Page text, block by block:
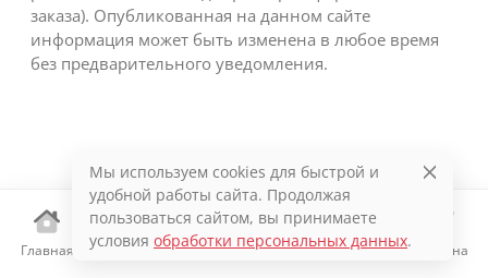
Главная Каталог Избранное Корзина
заказа). Опубликованная на данном сайте
информация может быть изменена в любое время
без предварительного уведомления.
Мы используем cookies для быстрой и
удобной работы сайта. Продолжая
пользоваться сайтом, вы принимаете
условия обработки персональных данных.